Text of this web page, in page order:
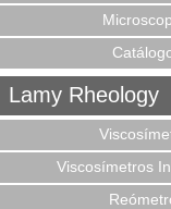
Lamy Rheology
Viscosímetros